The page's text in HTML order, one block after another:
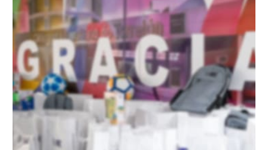
Visitas hospitales 2022